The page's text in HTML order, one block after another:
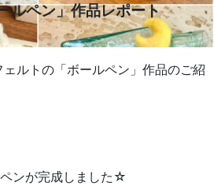
ルペン」作品レポート
ルトの「ボールペン」作品のご紹
ンが完成しました☆